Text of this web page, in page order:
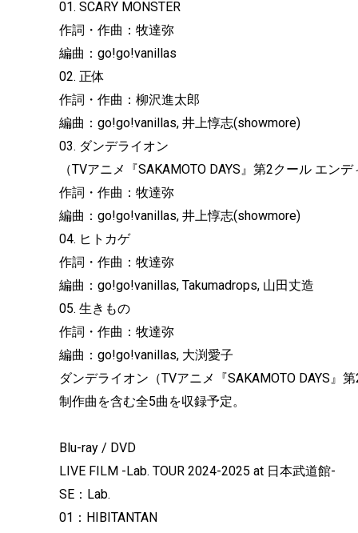
01. SCARY MONSTER
作詞・作曲：牧達弥
編曲：go!go!vanillas
02. 正体
作詞・作曲：柳沢進太郎
編曲：go!go!vanillas, 井上惇志(showmore)
03. ダンデライオン
（TVアニメ『SAKAMOTO DAYS』第2クール エンデ
作詞・作曲：牧達弥
編曲：go!go!vanillas, 井上惇志(showmore)
04. ヒトカゲ
作詞・作曲：牧達弥
編曲：go!go!vanillas, Takumadrops, 山田丈造
05. 生きもの
作詞・作曲：牧達弥
編曲：go!go!vanillas, 大渕愛子
ダンデライオン（TVアニメ『SAKAMOTO DAYS
制作曲を含む全5曲を収録予定。
Blu-ray / DVD
LIVE FILM -Lab. TOUR 2024-2025 at 日本武道館-
SE：Lab.
01：HIBITANTAN